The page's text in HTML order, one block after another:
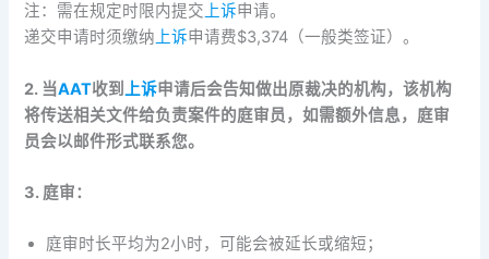
注：需在规定时限内提交 上诉申请。
递交申请时须缴纳 上诉申请费$3,374（一般类签证）。
2. 当AAT收到上诉申请后会告知做出原裁决的机构，该机构
将传送相关文件给负责案件的庭审员，如需额外信息，庭审
员会以邮件形式联系您。
3. 庭审：
庭审时长平均为2小时，可能会被延长或缩短；